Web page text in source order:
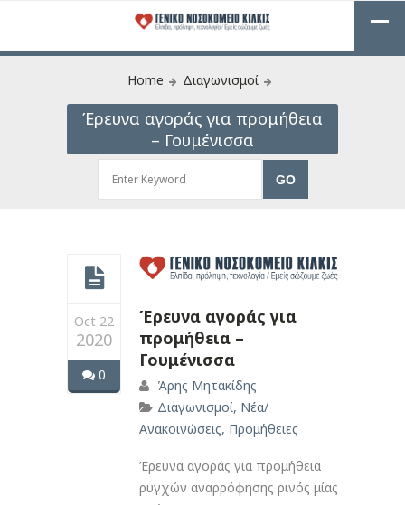
Home Διαγωνισμοί
Έρευνα αγοράς για προμήθεια
– Γουμένισσα
Oct 22
2020
0
Έρευνα αγοράς για
προμήθεια –
Γουμένισσα
Άρης Μητακίδης
Διαγωνισμοί, Νέα/
Ανακοινώσεις, Προμήθειες
Έρευνα αγοράς για προμήθεια
ρυγχών αναρρόφησης ρινός μίας